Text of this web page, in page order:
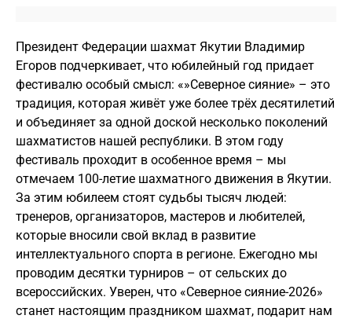
Президент Федерации шахмат Якутии Владимир
Егоров подчеркивает, что юбилейный год придает
фестивалю особый смысл: «»Северное сияние» – это
традиция, которая живёт уже более трёх десятилетий
и объединяет за одной доской несколько поколений
шахматистов нашей республики. В этом году
фестиваль проходит в особенное время – мы
отмечаем 100-летие шахматного движения в Якутии.
За этим юбилеем стоят судьбы тысяч людей:
тренеров, организаторов, мастеров и любителей,
которые вносили свой вклад в развитие
интеллектуального спорта в регионе. Ежегодно мы
проводим десятки турниров – от сельских до
всероссийских. Уверен, что «Северное сияние-2026»
станет настоящим праздником шахмат, подарит нам